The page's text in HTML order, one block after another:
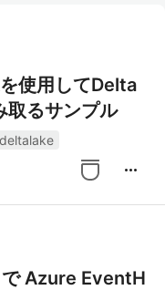
使用してDelta
取るサンプル
deltalake
more_horiz
Azure EventH